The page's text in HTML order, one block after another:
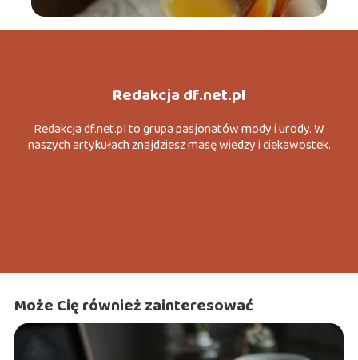
Redakcja df.net.pl
Redakcja df.net.pl to grupa pasjonatów mody i urody. W
naszych artykułach znajdziesz masę wiedzy i ciekawostek.
Może Cię również zainteresować